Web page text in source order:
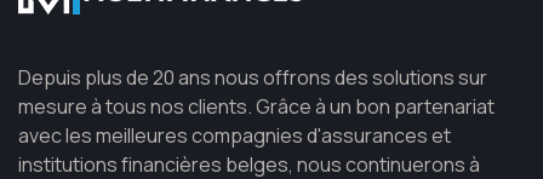
Depuis plus de 20 ans nous offrons des solutions sur
mesure à tous nos clients. Grâce à un bon partenariat
avec les meilleures compagnies d'assurances et
institutions financières belges, nous continuerons à